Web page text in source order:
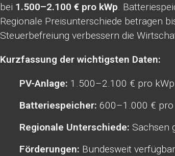
bei 1.500–2.100 € pro kWp.
Regionale Preisunterschiede betragen
Steuerbefreiung verbessern die
Kurzfassung der wichtigsten Daten:
PV-Anlage: 1.500–2.100 € pro kWp
Batteriespeicher: 600–1.000 € pro
Regionale Unterschiede: Sachsen
Förderungen: Bundesweit